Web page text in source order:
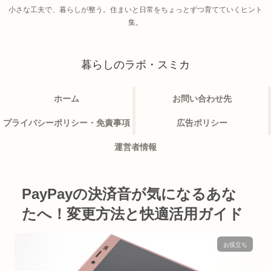
小さな工夫で、暮らしが整う。住まいと日常をちょっとずつ育てていくヒント
集。
暮らしのラボ・スミカ
ホーム お問い合わせ先
プライバシーポリシー・免責事項 広告ポリシー
運営者情報
PayPayの決済音が気になるあな
たへ！変更方法と快適活用ガイド
お役立ち